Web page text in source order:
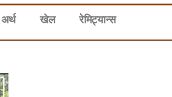
अर्थ खेल रेमिट्यान्स